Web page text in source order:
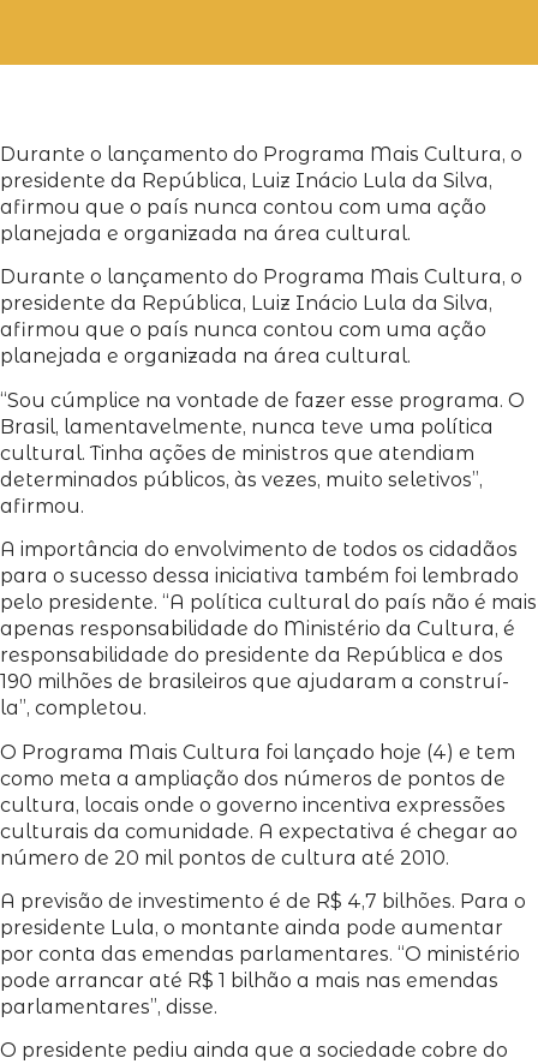
Durante o lançamento do Programa Mais Cultura, o
presidente da República, Luiz Inácio Lula da Silva,
afirmou que o país nunca contou com uma ação
planejada e organizada na área cultural.
Durante o lançamento do Programa Mais Cultura, o
presidente da República, Luiz Inácio Lula da Silva,
afirmou que o país nunca contou com uma ação
planejada e organizada na área cultural.
“Sou cúmplice na vontade de fazer esse programa. O
Brasil, lamentavelmente, nunca teve uma política
cultural. Tinha ações de ministros que atendiam
determinados públicos, às vezes, muito seletivos”,
afirmou.
A importância do envolvimento de todos os cidadãos
para o sucesso dessa iniciativa também foi lembrado
pelo presidente. “A política cultural do país não é mais
apenas responsabilidade do Ministério da Cultura, é
responsabilidade do presidente da República e dos
190 milhões de brasileiros que ajudaram a construí-
la”, completou.
O Programa Mais Cultura foi lançado hoje (4) e tem
como meta a ampliação dos números de pontos de
cultura, locais onde o governo incentiva expressões
culturais da comunidade. A expectativa é chegar ao
número de 20 mil pontos de cultura até 2010.
A previsão de investimento é de R$ 4,7 bilhões. Para o
presidente Lula, o montante ainda pode aumentar
por conta das emendas parlamentares. “O ministério
pode arrancar até R$ 1 bilhão a mais nas emendas
parlamentares”, disse.
O presidente pediu ainda que a sociedade cobre do